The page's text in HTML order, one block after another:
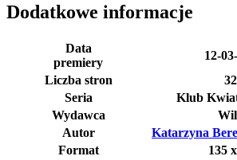
Dodatkowe informacje
Data
premiery
12-
Liczba stron
Seria
Klub
Wydawca
Autor
Katarzyna
Format
135